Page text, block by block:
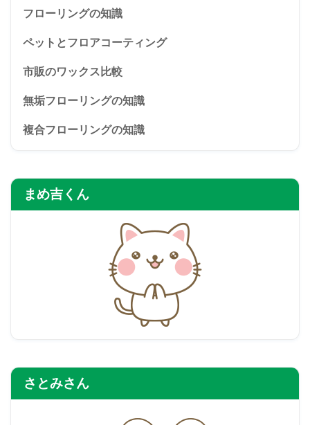
フローリングの知識
ペットとフロアコーティング
市販のワックス比較
無垢フローリングの知識
複合フローリングの知識
まめ吉くん
さとみさん